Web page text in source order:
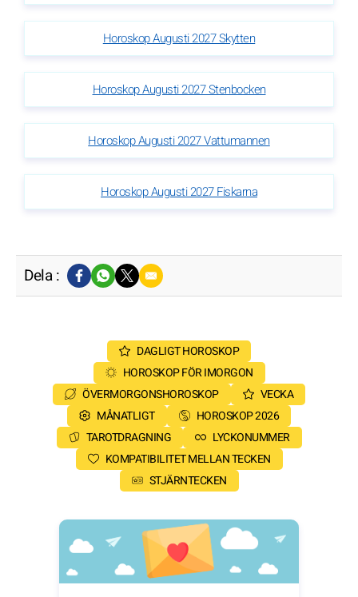
Horoskop Augusti 2027 Skytten
Horoskop Augusti 2027 Stenbocken
Horoskop Augusti 2027 Vattumannen
Horoskop Augusti 2027 Fiskarna
Dela :
DAGLIGT HOROSKOP
HOROSKOP FÖR IMORGON
ÖVERMORGONSHOROSKOP
VECKA
MÅNATLIGT
HOROSKOP 2026
TAROTDRAGNING
LYCKONUMMER
KOMPATIBILITET MELLAN TECKEN
STJÄRNTECKEN